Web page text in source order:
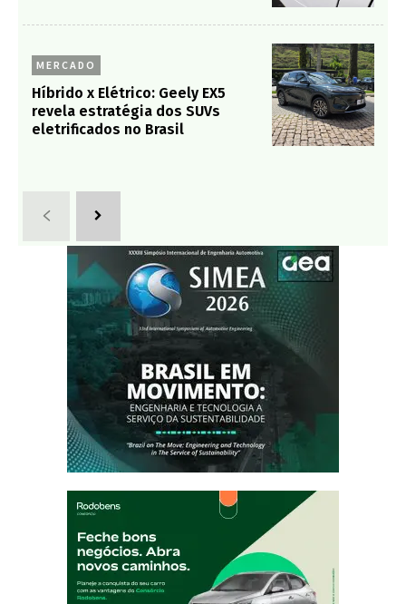
MERCADO
Híbrido x Elétrico: Geely EX5
revela estratégia dos SUVs
eletrificados no Brasil